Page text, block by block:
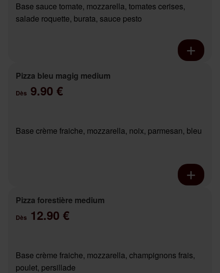
Base sauce tomate, mozzarella, tomates cerises,
salade roquette, burata, sauce pesto
Pizza bleu magig medium
Dès 9.90 €
Base crème fraiche, mozzarella, noix, parmesan, bleu
Pizza forestière medium
Dès 12.90 €
Base crème fraiche, mozzarella, champignons frais,
poulet, persillade